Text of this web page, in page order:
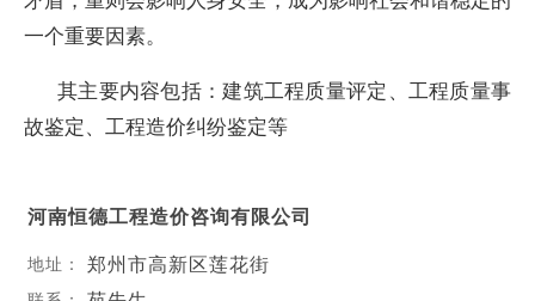
一个重要因素。
其主要内容包括：建筑工程质量评定、工程质量事
故鉴定、工程造价纠纷鉴定等
河南恒德工程造价咨询有限公司
地址： 郑州市高新区莲花街